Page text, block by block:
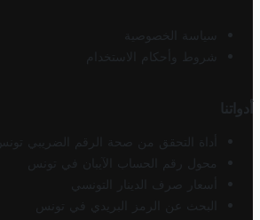
سياسة الخصوصية
شروط وأحكام الاستخدام
أدواتنا
أداة التحقق من صحة الرقم الضريبي تونس
محول رقم الحساب الآيبان في تونس
أسعار صرف الدينار التونسي
البحث عن الرمز البريدي في تونس